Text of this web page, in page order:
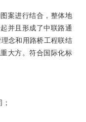
案进行结合，整体地
并且形成了中联路通
念和用路桥工程联结
大方。符合国际化标